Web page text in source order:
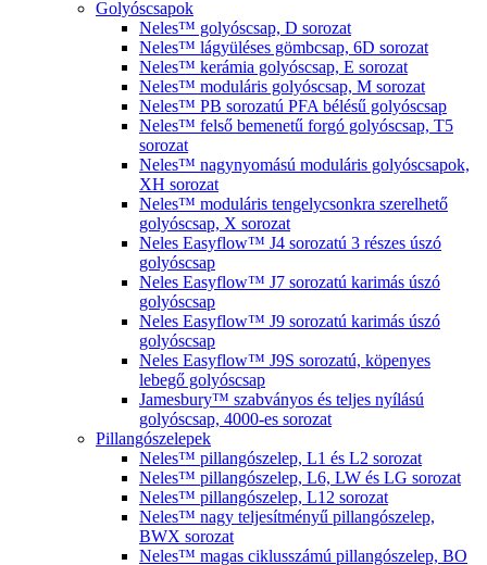
Golyóscsapok
Neles™ golyóscsap, D sorozat
Neles™ lágyüléses gömbcsap, 6D sorozat
Neles™ kerámia golyóscsap, E sorozat
Neles™ moduláris golyóscsap, M sorozat
Neles™ PB sorozatú PFA bélésű golyóscsap
Neles™ felső bemenetű forgó golyóscsap, T5
sorozat
Neles™ nagynyomású moduláris golyóscsapok,
XH sorozat
Neles™ moduláris tengelycsonkra szerelhető
golyóscsap, X sorozat
Neles Easyflow™ J4 sorozatú 3 részes úszó
golyóscsap
Neles Easyflow™ J7 sorozatú karimás úszó
golyóscsap
Neles Easyflow™ J9 sorozatú karimás úszó
golyóscsap
Neles Easyflow™ J9S sorozatú, köpenyes
lebegő golyóscsap
Jamesbury™ szabványos és teljes nyílású
golyóscsap, 4000-es sorozat
Pillangószelepek
Neles™ pillangószelep, L1 és L2 sorozat
Neles™ pillangószelep, L6, LW és LG sorozat
Neles™ pillangószelep, L12 sorozat
Neles™ nagy teljesítményű pillangószelep,
BWX sorozat
Neles™ magas ciklusszámú pillangószelep, BO